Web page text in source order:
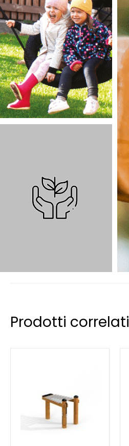
Prodotti correlati